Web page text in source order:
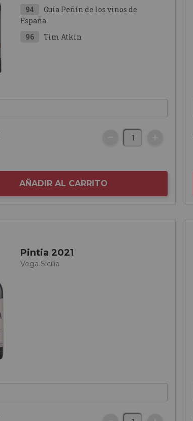
94
Guía Peñín de los vinos de
España
96
Tim Atkin
AÑADIR AL CARRITO
Pintia 2021
Vega Sicilia